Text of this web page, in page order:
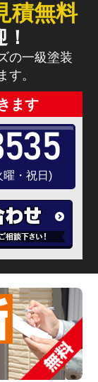
積無料
の一級塗装
す。
ます
曜・祝日)